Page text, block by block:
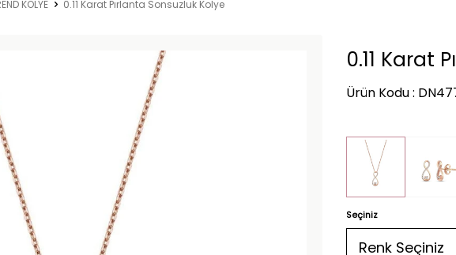
KOLYE 0.11 Karat Pırlanta Sonsuzluk Kolye
0.11 Karat
Ürün Kodu :
Seçiniz